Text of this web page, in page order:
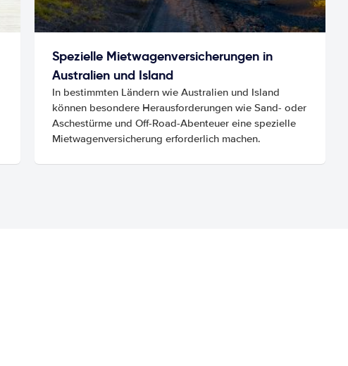
Spezielle Mietwagenversicherungen in
Australien und Island
In bestimmten Ländern wie Australien und Island
können besondere Herausforderungen wie Sand- oder
Aschestürme und Off-Road-Abenteuer eine spezielle
Mietwagenversicherung erforderlich machen.